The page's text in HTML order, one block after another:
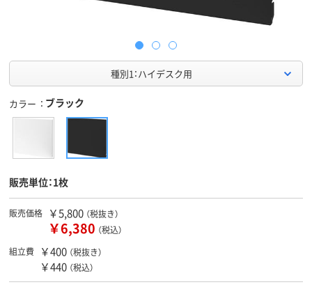
種別1：ハイデスク用
カラー ブラック
販売単位：1枚
販売価格 ￥5,800 （税抜き）
￥6,380 （税込）
組立費
￥400 （税抜き）
￥440 （税込）